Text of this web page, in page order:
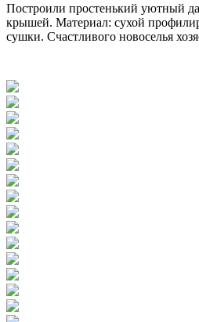
Построили простенький уютный
крышей. Материал: сухой
сушки. Счастливого новоселья